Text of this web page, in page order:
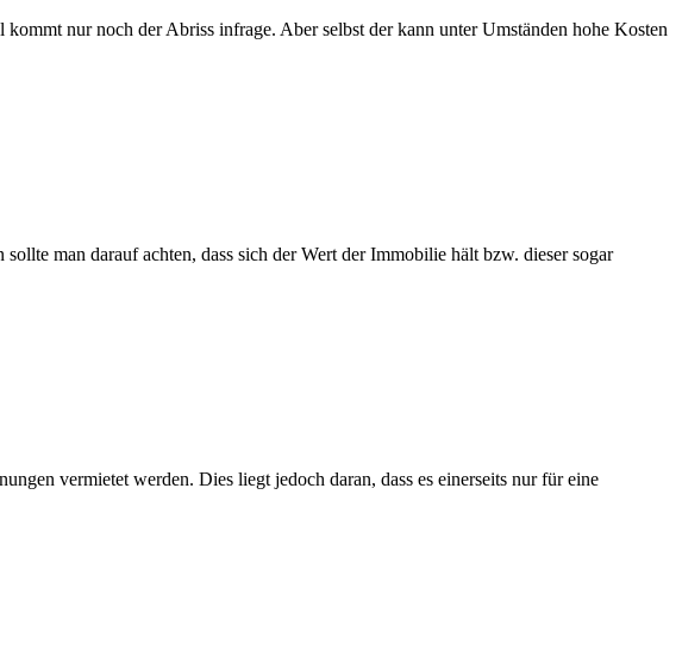
nur noch der Abriss infrage. Aber selbst der kann unter Umständen hohe Kosten
man darauf achten, dass sich der Wert der Immobilie hält bzw. dieser sogar
vermietet werden. Dies liegt jedoch daran, dass es einerseits nur für eine